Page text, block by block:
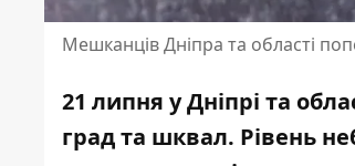
Мешканців Дніпра та області
21 липня у Дніпрі та
град та шквал. Рівень